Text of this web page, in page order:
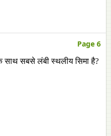
Page 6
साथ सबसे लंबी स्थलीय सिमा है?